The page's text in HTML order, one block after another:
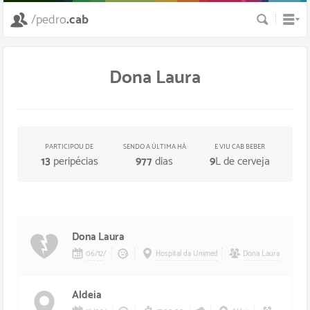
/pedro.cab Busca
Dona Laura
PARTICIPOU DE
13peripécias
SENDO A ÚLTIMA HÁ
977dias
E VIU CAB BEBER
9L de cerveja
Dona Laura
06/12/ Hospital da Unimed Dona Laura
Aldeia